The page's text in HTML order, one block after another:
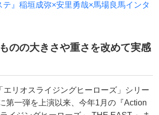
テ』稲垣成弥×安里勇哉×馬場良馬インタ
のの大きさや重さを改めて実感
リオスライジングヒーローズ」シリー
第一弾を上演以来、今年1月の『Action